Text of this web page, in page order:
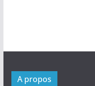
A propos